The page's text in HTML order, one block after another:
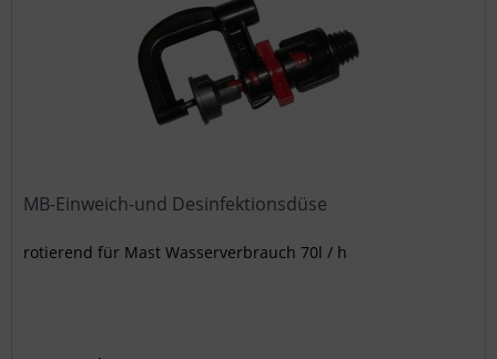
MB-Einweich-und Desinfektionsdüse
rotierend für Mast Wasserverbrauch 70l / h